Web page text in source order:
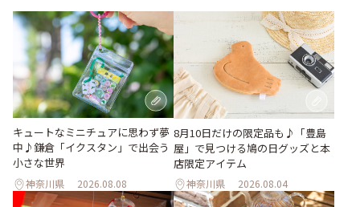
キュートなミニチュアに思わず夢
中♪鎌倉「イクスタン」で出会う
小さな世界
神奈川県 2026.08.08
8月10日だけの限定品も♪「豊島
屋」で見つける鳩の日グッズと本
店限定アイテム
神奈川県 2026.08.04